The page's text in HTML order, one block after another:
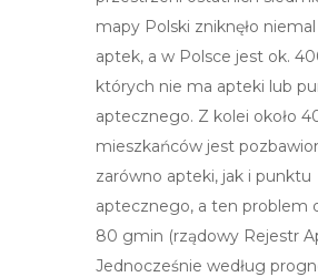
mapy Polski zniknęło niemal
aptek, a w Polsce jest ok.
których nie ma apteki lub
aptecznego. Z kolei około
mieszkańców jest
zarówno apteki, jak i punktu
aptecznego, a ten problem
80 gmin (rządowy Rejestr
Jednocześnie według